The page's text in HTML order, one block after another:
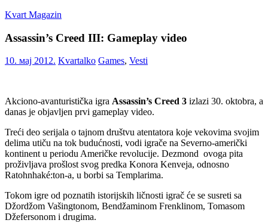
Skip
content
Kvart Magazin
Na
click
od
Assassin’s Creed III: Gameplay video
10. мај 2012. Kvartalko Games, Vesti
Akciono-avanturistička igra Assassin’s Creed 3 izlazi 30. oktobra, a
danas je objavljen prvi gameplay video.
Treći deo serijala o tajnom društvu atentatora koje vekovima svojim
delima utiču na tok budućnosti, vodi igrače na Severno-američki
kontinent u periodu Američke revolucije. Dezmond ovoga pita
proživljava prošlost svog predka Konora Kenveja, odnosno
Ratohnhaké:ton-a, u borbi sa Templarima.
Tokom igre od poznatih istorijskih ličnosti igrač će se susreti sa
Džordžom Vašingtonom, Bendžaminom Frenklinom, Tomasom
Džefersonom i drugima.